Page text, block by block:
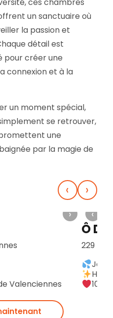
un sanctuaire où
la passion et
détail est
pour créer une
connexion et à la
un moment spécial,
se retrouver,
une
par la magie de
‹ ›
›
Valenciennes
‹
Ô
229 €
Haut
100